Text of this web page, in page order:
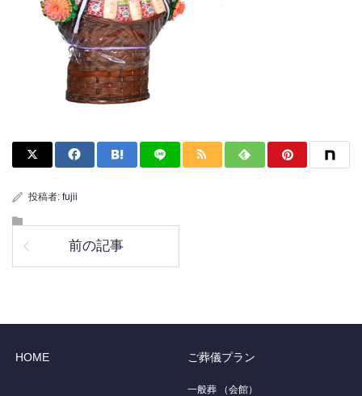
投稿者: fujii
前の記事
HOME ご葬儀プラン
一般葬 （会館）